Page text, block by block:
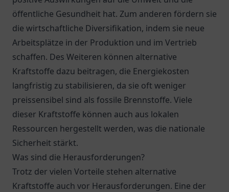
öffentliche Gesundheit hat. Zum anderen fördern sie
die wirtschaftliche Diversifikation, indem sie neue
Arbeitsplätze in der Produktion und im Vertrieb
schaffen. Des Weiteren können alternative
Kraftstoffe dazu beitragen, die Energiekosten
langfristig zu stabilisieren, da sie oft weniger
preissensibel sind als fossile Brennstoffe. Viele
dieser Kraftstoffe können auch aus lokalen
Ressourcen hergestellt werden, was die nationale
Sicherheit stärkt.
Was sind die Herausforderungen?
Trotz der vielen Vorteile stehen alternative
Kraftstoffe auch vor Herausforderungen. Eine der